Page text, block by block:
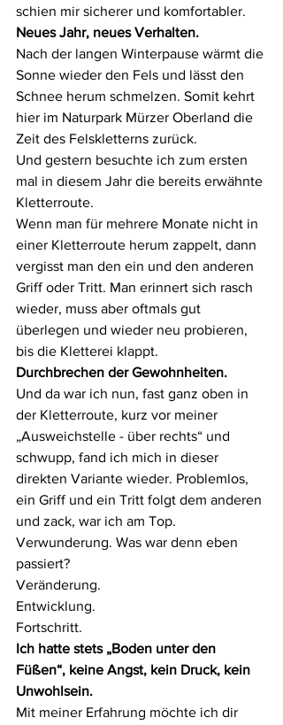
schien mir sicherer und komfortabler.
Neues Jahr, neues Verhalten.
Nach der langen Winterpause wärmt die
Sonne wieder den Fels und lässt den
Schnee herum schmelzen. Somit kehrt
hier im Naturpark Mürzer Oberland die
Zeit des Felskletterns zurück.
Und gestern besuchte ich zum ersten
mal in diesem Jahr die bereits erwähnte
Kletterroute.
Wenn man für mehrere Monate nicht in
einer Kletterroute herum zappelt, dann
vergisst man den ein und den anderen
Griff oder Tritt. Man erinnert sich rasch
wieder, muss aber oftmals gut
überlegen und wieder neu probieren,
bis die Kletterei klappt.
Durchbrechen der Gewohnheiten.
Und da war ich nun, fast ganz oben in
der Kletterroute, kurz vor meiner
„Ausweichstelle - über rechts“ und
schwupp, fand ich mich in dieser
direkten Variante wieder. Problemlos,
ein Griff und ein Tritt folgt dem anderen
und zack, war ich am Top.
Verwunderung. Was war denn eben
passiert?
Veränderung.
Entwicklung.
Fortschritt.
Ich hatte stets „Boden unter den
Füßen“, keine Angst, kein Druck, kein
Unwohlsein.
Mit meiner Erfahrung möchte ich dir